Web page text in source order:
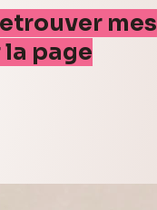
mes
page